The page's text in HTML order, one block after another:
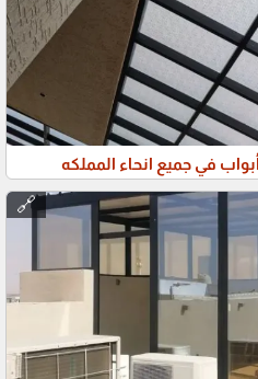
في جميع انحاء المملكه
🔗